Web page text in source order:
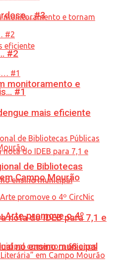
monitoramento e
mais eficiente
nota do IDEB para 7,1 e
no ensino municipal
#3
#2
#1
de Bibliotecas
Campo Mourão
Arte promove o 4º